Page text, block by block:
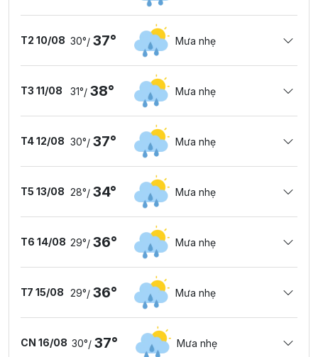
T2 10/08 30°/ 37° Mưa nhẹ
T3 11/08 31°/ 38° Mưa nhẹ
T4 12/08 30°/ 37° Mưa nhẹ
T5 13/08 28°/ 34° Mưa nhẹ
T6 14/08 29°/ 36° Mưa nhẹ
T7 15/08 29°/ 36° Mưa nhẹ
CN 16/08 30°/ 37° Mưa nhẹ